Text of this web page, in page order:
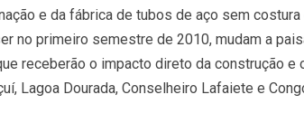
e da fábrica de tubos de aço sem
no primeiro semestre de 2010, mudam a
receberão o impacto direto da construção e
Lagoa Dourada, Conselheiro Lafaiete e